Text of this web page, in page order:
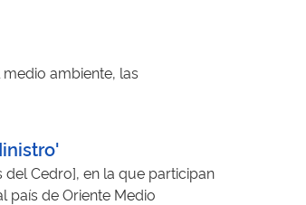
ambiente, las
del Cedro], en la que participan
país de Oriente Medio